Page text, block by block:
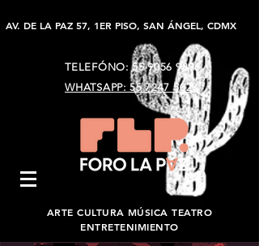
AV. DE LA PAZ 57, 1ER PISO, SAN ÁNGEL, CDMX
TELEFÓNO:55 9056 9896
WHATSAPP: 55 7247 5023
ARTE CULTURA MÚSICA TEATRO
ENTRETENIMIENTO